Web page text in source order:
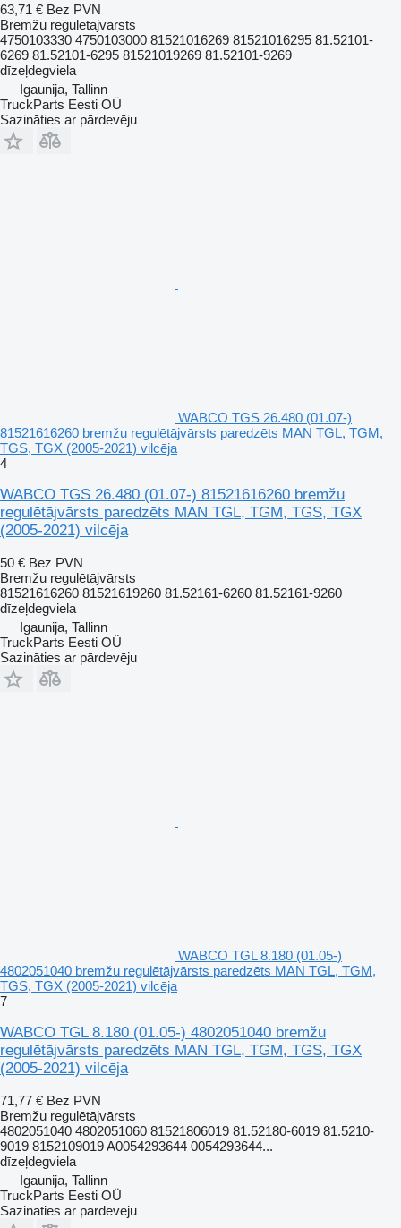
63,71 € Bez PVN
Bremžu regulētājvārsts
4750103330 4750103000 81521016269 81521016295 81.52101-
6269 81.52101-6295 81521019269 81.52101-9269
dīzeļdegviela
Igaunija, Tallinn
TruckParts Eesti OÜ
Sazināties ar pārdevēju
WABCO TGS 26.480 (01.07-)
81521616260 bremžu regulētājvārsts paredzēts MAN TGL, TGM,
TGS, TGX (2005-2021) vilcēja
4
WABCO TGS 26.480 (01.07-) 81521616260 bremžu
regulētājvārsts paredzēts MAN TGL, TGM, TGS, TGX
(2005-2021) vilcēja
50 € Bez PVN
Bremžu regulētājvārsts
81521616260 81521619260 81.52161-6260 81.52161-9260
dīzeļdegviela
Igaunija, Tallinn
TruckParts Eesti OÜ
Sazināties ar pārdevēju
WABCO TGL 8.180 (01.05-)
4802051040 bremžu regulētājvārsts paredzēts MAN TGL, TGM,
TGS, TGX (2005-2021) vilcēja
7
WABCO TGL 8.180 (01.05-) 4802051040 bremžu
regulētājvārsts paredzēts MAN TGL, TGM, TGS, TGX
(2005-2021) vilcēja
71,77 € Bez PVN
Bremžu regulētājvārsts
4802051040 4802051060 81521806019 81.52180-6019 81.5210-
9019 8152109019 A0054293644 0054293644...
dīzeļdegviela
Igaunija, Tallinn
TruckParts Eesti OÜ
Sazināties ar pārdevēju